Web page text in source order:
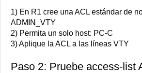
1) En R1 cree una ACL estándar de
ADMIN_VTY
2) Permita un solo host: PC-C
3) Aplique la ACL a las líneas VTY
Paso 2: Pruebe access-list